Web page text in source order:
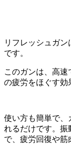
リフレッシュガ
です。
このガンは、高
の疲労をほぐす効
使い方も簡単で、
れるだけです。振
で、疲労回復や筋